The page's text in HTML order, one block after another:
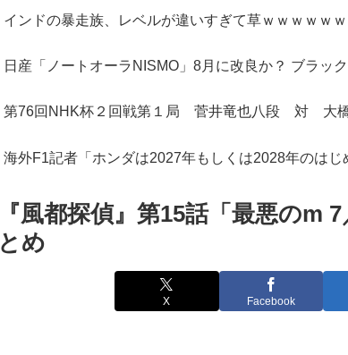
海外「日本は特別！」日本の地震支援を申し
の為替介入再びで海外が大騒ぎ
のは韓国人である理由がこちら…」→「日本
も感謝してるらしい…（ﾌﾞﾙﾌﾞﾙ」＝韓国の反
海外「日本よ、お前がナンバーワンだ」 熊
インドの暴走族、レベルが違いすぎて草ｗｗｗｗｗ
日産「ノートオーラNISMO」8月に改良か？ ブラッ
第76回NHK杯２回戦第１局 菅井竜也八段 対 大
海外F1記者「ホンダは2027年もしくは2028年のはじ
『風都探偵』第15話「最悪のm
とめ
X Facebook